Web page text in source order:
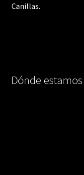
Canillas.
Dónde estamos